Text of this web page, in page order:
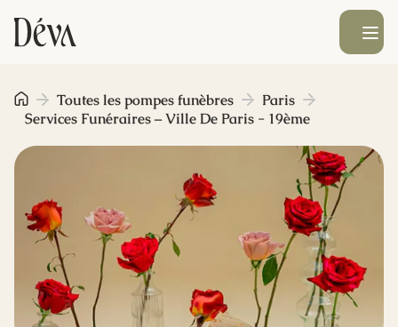
Obsèques
Prévoyance
Monument funéraire
Livraison de fleurs
Ouvrir le
Toutes les pompes funèbres
Paris
Services Funéraires – Ville De Paris - 19ème